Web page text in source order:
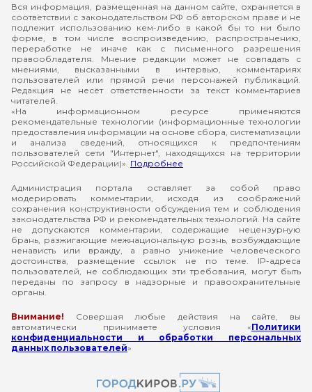
Вся информация, размещенная на данном сайте, охраняется в
соответствии с законодательством РФ об авторском праве и не
подлежит использованию кем-либо в какой бы то ни было
форме, в том числе воспроизведению, распространению,
переработке не иначе как с письменного разрешения
правообладателя. Мнение редакции может не совпадать с
мнениями, высказанными в интервью, комментариях
пользователей или прямой речи персонажей публикаций.
Редакция не несёт ответственности за текст комментариев
читателей.
«На информационном ресурсе применяются
рекомендательные технологии (информационные технологии
предоставления информации на основе сбора, систематизации
и анализа сведений, относящихся к предпочтениям
пользователей сети "Интернет", находящихся на территории
Российской Федерации)». Подробнее
Администрация портала оставляет за собой право
модерировать комментарии, исходя из соображений
сохранения конструктивности обсуждения тем и соблюдения
законодательства РФ и рекомендательных технологий. На сайте
не допускаются комментарии, содержащие нецензурную
брань, разжигающие межнациональную рознь, возбуждающие
ненависть или вражду, а равно унижение человеческого
достоинства, размещение ссылок не по теме. IP-адреса
пользователей, не соблюдающих эти требования, могут быть
переданы по запросу в надзорные и правоохранительные
органы.
Внимание! Совершая любые действия на сайте, вы
автоматически принимаете условия «Политики
конфиденциальности и обработки персональных
данных пользователей»